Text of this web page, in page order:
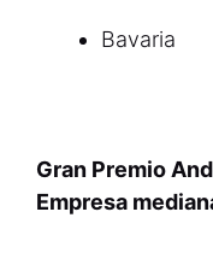
Bavaria
Gran Premio
Empresa